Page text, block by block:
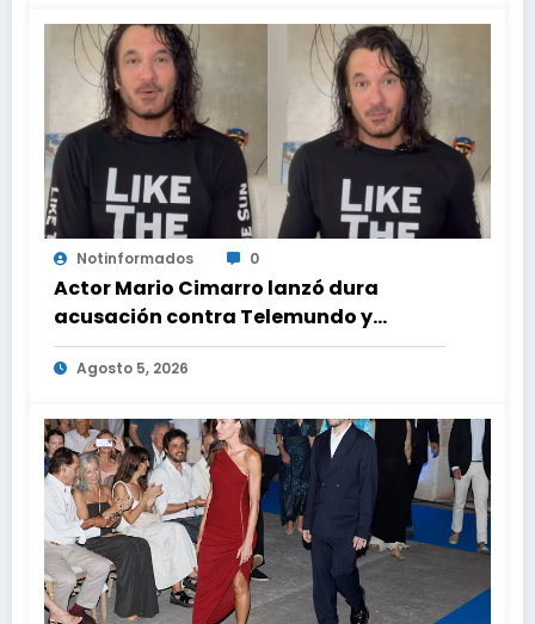
Notinformados 0
Actor Mario Cimarro lanzó dura
acusación contra Telemundo y
advirtió que lo que hacen en su contra
es ilegal en EEUU
Agosto 5, 2026